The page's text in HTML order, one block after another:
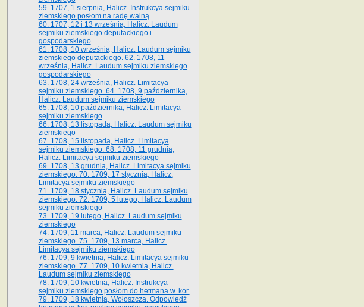
59. 1707, 1 sierpnia, Halicz. Instrukcya sejmiku
ziemskiego posłom na radę walną
60. 1707, 12 i 13 września, Halicz. Laudum
sejmiku ziemskiego deputackiego i
gospodarskiego
61. 1708, 10 września, Halicz. Laudum sejmiku
ziemskiego deputackiego. 62. 1708, 11
września, Halicz. Laudum sejmiku ziemskiego
gospodarskiego
63. 1708, 24 września, Halicz. Limitacya
sejmiku ziemskiego. 64. 1708, 9 października,
Halicz. Laudum sejmiku ziemskiego
65­. 1708, 10 października, Halicz. Limitacya
sejmiku ziemskiego
66. 1708, 13 listopada, Halicz. Laudum sejmiku
ziemskiego
67. 1708, 15 listopada, Halicz. Limitacya
sejmiku ziemskiego. 68. 1708, 11 grudnia,
Halicz. Limitacya sejmiku ziemskiego
69. 1708, 13 grudnia, Halicz. Limitacya sejmiku
ziemskiego. 70. 1709, 17 stycznia, Halicz.
Limitacya sejmiku ziemskiego
71. 1709, 18 stycznia, Halicz. Laudum sejmiku
ziemskiego. 72. 1709, 5 lutego, Halicz. Laudum
sejmiku ziemskiego
73. 1709, 19 lutego, Halicz. Laudum sejmiku
ziemskiego
74. 1709, 11 marca, Halicz. Laudum sejmiku
ziemskiego. 75. 1709, 13 marca, Halicz.
Limitacya sejmiku ziemskiego
76. 1709, 9 kwietnia, Halicz. Limitacya sejmiku
ziemskiego. 77. 1709, 10 kwietnia, Halicz.
Laudum sejmiku ziemskiego
78. 1709, 10 kwietnia, Halicz. Instrukcya
sejmiku ziemskiego posłom do hetmana w. kor.
79. 1709, 18 kwietnia, Wołoszcza. Odpowiedź